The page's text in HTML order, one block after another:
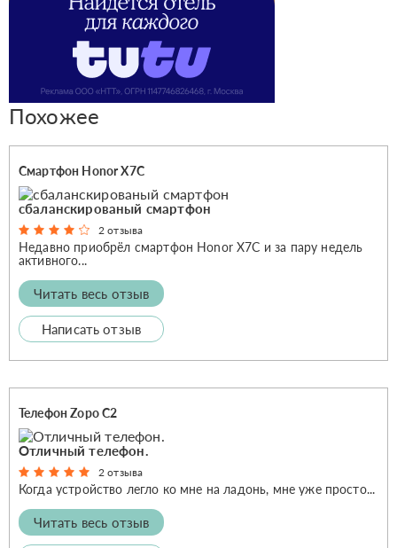
Похожее
Смартфон Honor X7C
сбаланскированый смартфон
2 отзыва
Недавно приобрёл смартфон Honor X7C и за пару недель
активного...
Читать весь отзыв
Написать отзыв
Телефон Zopo C2
Отличный телефон.
2 отзыва
Когда устройство легло ко мне на ладонь, мне уже просто...
Читать весь отзыв